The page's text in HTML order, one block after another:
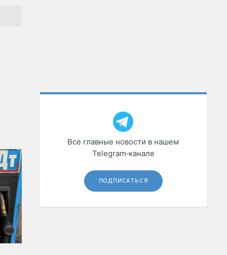
Все главные новости в нашем
Telegram‑канале
ПОДПИСАТЬСЯ